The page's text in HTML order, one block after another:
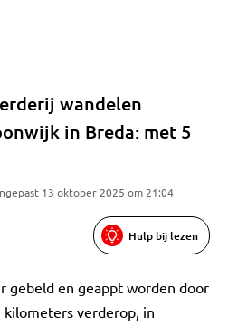
wandelen
in Breda: met 5
13 oktober 2025 om 21:04
Hulp bij lezen
gebeld en geappt worden door
verderop, in